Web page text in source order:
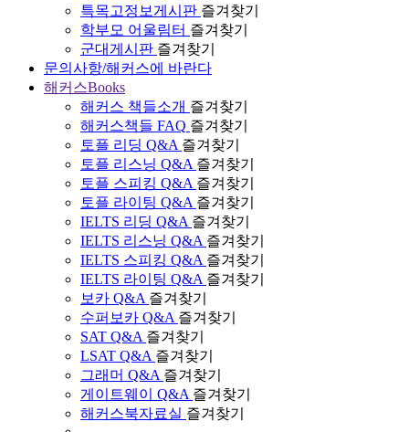
특목고정보게시판 즐겨찾기
학부모 어울림터 즐겨찾기
군대게시판 즐겨찾기
문의사항/해커스에 바란다
해커스Books
해커스 책들소개 즐겨찾기
해커스책들 FAQ 즐겨찾기
토플 리딩 Q&A 즐겨찾기
토플 리스닝 Q&A 즐겨찾기
토플 스피킹 Q&A 즐겨찾기
토플 라이팅 Q&A 즐겨찾기
IELTS 리딩 Q&A 즐겨찾기
IELTS 리스닝 Q&A 즐겨찾기
IELTS 스피킹 Q&A 즐겨찾기
IELTS 라이팅 Q&A 즐겨찾기
보카 Q&A 즐겨찾기
수퍼보카 Q&A 즐겨찾기
SAT Q&A 즐겨찾기
LSAT Q&A 즐겨찾기
그래머 Q&A 즐겨찾기
게이트웨이 Q&A 즐겨찾기
해커스북자료실 즐겨찾기